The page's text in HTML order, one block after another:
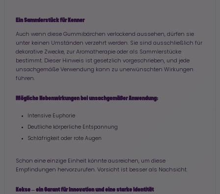
Ein Sammlerstück für Kenner
Auch wenn diese Gummibärchen verlockend aussehen, dürfen sie
unter keinen Umständen verzehrt werden. Sie sind ausschließlich für
dekorative Zwecke, zur Aromatherapie oder als Sammlerstücke
bestimmt. Dieser Hinweis ist gesetzlich vorgeschrieben, und jede
unsachgemäße Verwendung kann zu unerwünschten Wirkungen
führen.
Mögliche Nebenwirkungen bei unsachgemäßer Anwendung:
Intensive Euphorie
Deutliche körperliche Entspannung
Schläfrigkeit oder rote Augen
Schon eine einzige Einheit könnte ausreichen, um diese
Empfindungen hervorzurufen. Vorsicht ist besser als Nachsicht.
Kekse – ein Garant für Innovation und eine starke Identität